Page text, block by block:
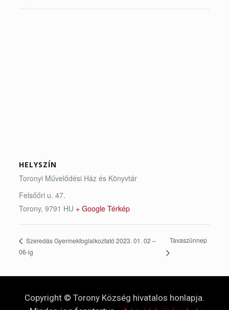
HELYSZÍN
Toronyi Művelődési Ház és Könyvtár
Felsőőri u. 47.
Torony, 9791 HU + Google Térkép
Szeredás Gyermekfoglalkoztató 2023. 01. 02 –
06-ig
Tavaszünnep
Copyright © Torony Község hivatalos honlapja.